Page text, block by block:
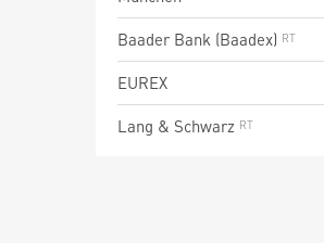
Baader Bank (Baadex)
EUREX
Lang & Schwarz